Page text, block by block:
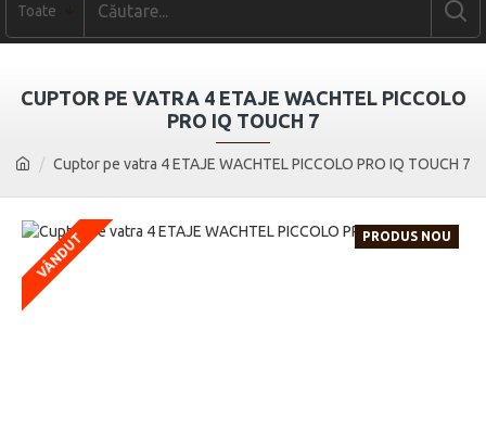
Toate
Cuptor pe vatra 4 ETAJE WACHTEL PICCOLO PRO IQ TOUCH 7
CUPTOR PE VATRA 4 ETAJE WACHTEL PICCOLO
PRO IQ TOUCH 7
PRODUS NOU
VÂNDUT